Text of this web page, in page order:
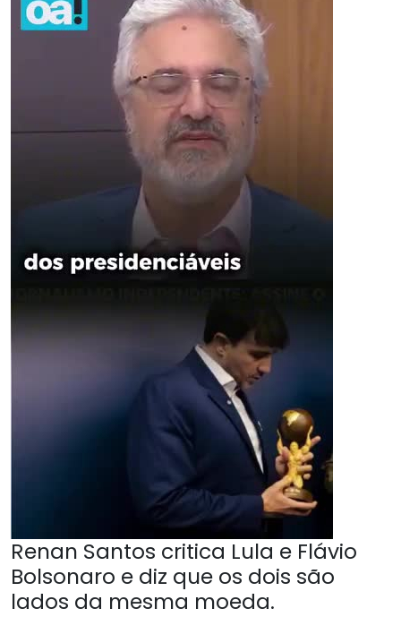
Renan Santos critica Lula e Flávio
Bolsonaro e diz que os dois são
lados da mesma moeda.